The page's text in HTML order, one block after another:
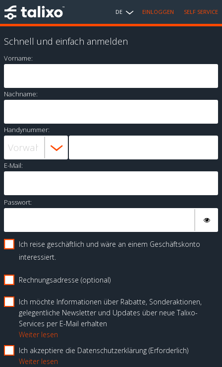
DE EINLOGGEN SELF SERVICE
Schnell und einfach anmelden
Vorname:
Nachname:
Handynummer:
E-Mail:
Passwort:
Ich reise geschäftlich und wäre an einem Geschäftskonto
interessiert.
Rechnungsadresse (optional)
Ich möchte Informationen über Rabatte, Sonderaktionen,
gelegentliche Newsletter und Updates über neue Talixo-
Services per E-Mail erhalten
Weiter lesen
Ich akzeptiere die Datenschutzerklärung Erforderlich
Weiter lesen